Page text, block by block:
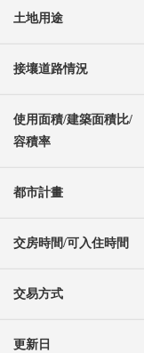
土地用途
接壤道路情況
使用面積/建築面積比/
容積率
都市計畫
交房時間/可入住時間
交易方式
更新日